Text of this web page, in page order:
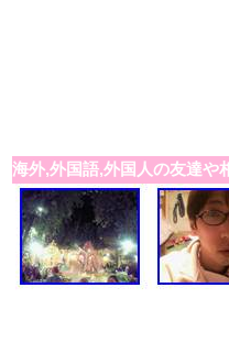
海外,外国語,外国人の友達や